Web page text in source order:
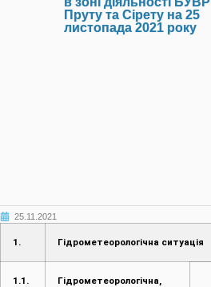
Пруту та Сірету на 25
листопада 2021 року
25.11.2021
1. Гідрометеорологічна ситуація
1.1.
Гідрометеорологічна,